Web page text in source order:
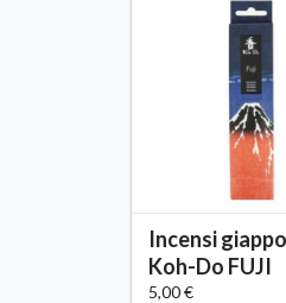
Incensi
Koh-Do FUJI
5,00 €